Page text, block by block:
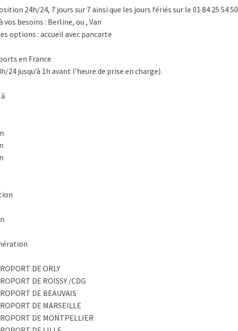
24h/24, 7 jours sur 7 ainsi que les jours fériés sur le 01 84 25 54 50
besoins : Berline, ou , Van
options : accueil avec pancarte
en France
jusqu’à 1h avant l’heure de prise en charge).
DE ORLY
DE ROISSY /CDG
DE BEAUVAIS
DE MARSEILLE
DE MONTPELLIER